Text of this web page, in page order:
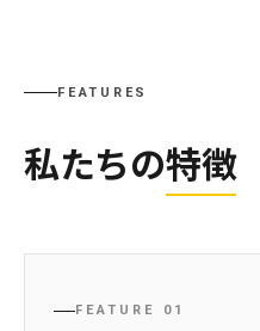
FEATURES
私たちの特徴
FEATURE 01